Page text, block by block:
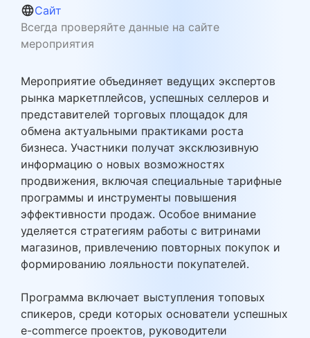
languageСайт
Всегда проверяйте данные на сайте
мероприятия
Мероприятие объединяет ведущих экспертов
рынка маркетплейсов, успешных селлеров и
представителей торговых площадок для
обмена актуальными практиками роста
бизнеса. Участники получат эксклюзивную
информацию о новых возможностях
продвижения, включая специальные тарифные
программы и инструменты повышения
эффективности продаж. Особое внимание
уделяется стратегиям работы с витринами
магазинов, привлечению повторных покупок и
формированию лояльности покупателей.
Программа включает выступления топовых
спикеров, среди которых основатели успешных
e-commerce проектов, руководители